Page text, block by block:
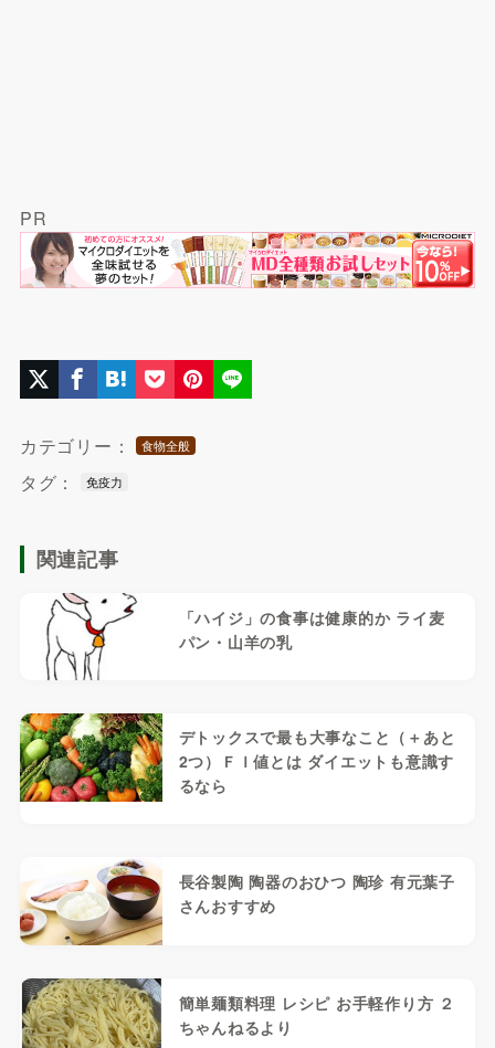
PR
カテゴリー： 食物全般
タグ： 免疫力
関連記事
「ハイジ」の食事は健康的か ライ麦
パン・山羊の乳
デトックスで最も大事なこと（＋あと
2つ）ＦＩ値とは ダイエットも意識す
るなら
長谷製陶 陶器のおひつ 陶珍 有元葉子
さんおすすめ
簡単麺類料理 レシピ お手軽作り方 ２
ちゃんねるより